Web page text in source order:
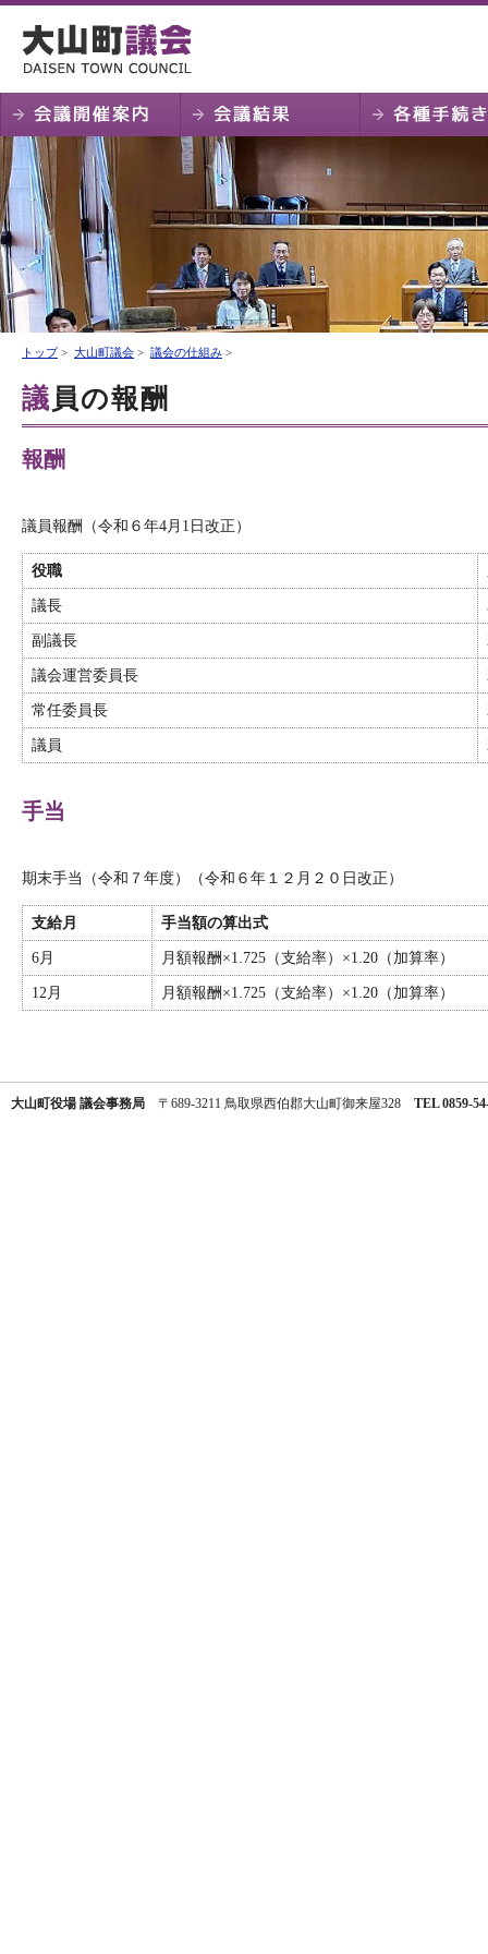
トップ> 大山町議会 > 議会の仕組み >
議員の報酬
報酬
議員報酬（令和６年4月1日改正）
役職
議長
副議長
議会運営委員長
常任委員長
議員
手当
期末手当（令和７年度）（令和６年１２月２０日改正）
支給月 手当額の算出式
6月 月額報酬×1.725（支給率）×1.20（加算率）
12月 月額報酬×1.725（支給率）×1.20（加算率）
大山町役場 議会事務局 〒689-3211 鳥取県西伯郡大山町御来屋328 TEL 0859-